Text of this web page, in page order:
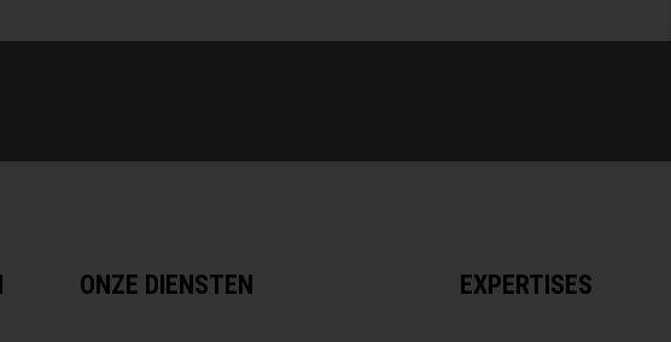
ONZE DIENSTEN EXPERTISES